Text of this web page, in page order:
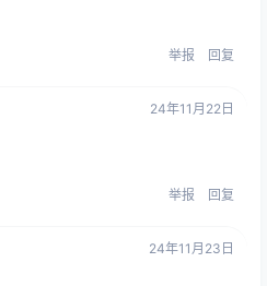
举报 回复
24年11月22日
举报 回复
24年11月23日